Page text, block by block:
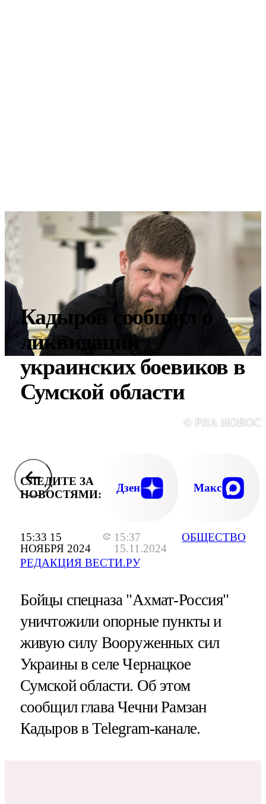
15:33 15
НОЯБРЯ 2024
15:37
15.11.2024
РЕДАКЦИЯ ВЕСТИ.РУ
ОБЩЕСТВО
Кадыров сообщил о
ликвидации
украинских боевиков в
Сумской области
© РИА
СЛЕДИТЕ ЗА
НОВОСТЯМИ:
Дзен Макс
Бойцы спецназа "Ахмат-Россия"
уничтожили опорные пункты и
живую силу Вооруженных сил
Украины в селе Чернацкое
Сумской области. Об этом
сообщил глава Чечни Рамзан
Кадыров в Telegram-канале.